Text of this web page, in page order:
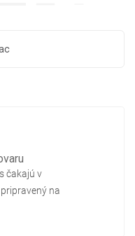
čakajú v
na